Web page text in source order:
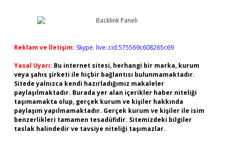
Reklam ve İletişim: Skype: live:.cid.575569c608265c69
Yasal Uyarı: Bu internet sitesi, herhangi bir marka, kurum
veya şahıs şirketi ile hiçbir bağlantısı bulunmamaktadır.
Sitede yalnızca kendi hazırladığımız makaleler
paylaşılmaktadır. Burada yer alan içerikler haber niteliği
taşımamakta olup, gerçek kurum ve kişiler hakkında
paylaşım yapılmamaktadır. Gerçek kurum ve kişiler ile isim
benzerlikleri tamamen tesadüfidir. Sitemizdeki bilgiler
taslak halindedir ve tavsiye niteliği taşımazlar.